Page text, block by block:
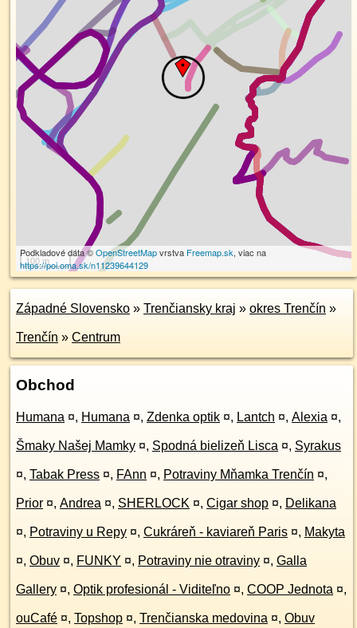
100 m
Podkladové dáta ©OpenStreetMapvrstva Freemap.sk, viac na
https://poi.oma.sk/n11239644129
Západné Slovensko » Trenčiansky kraj » okres Trenčín »
Trenčín » Centrum
Obchod
Humana ¤, Humana ¤, Zdenka optik ¤, Lantch ¤, Alexia ¤,
Šmaky Našej Mamky ¤, Spodná bielizeň Lisca ¤, Syrakus
¤, Tabak Press ¤, FAnn ¤, Potraviny Mňamka Trenčín ¤,
Prior ¤, Andrea ¤, SHERLOCK ¤, Cigar shop ¤, Delikana
¤, Potraviny u Repy ¤, Cukráreň - kaviareň Paris ¤, Makyta
¤, Obuv ¤, FUNKY ¤, Potraviny nie otraviny ¤, Galla
Gallery ¤, Optik profesionál - Viditeľno ¤, COOP Jednota ¤,
ouCafé ¤, Topshop ¤, Trenčianska medovina ¤, Obuv